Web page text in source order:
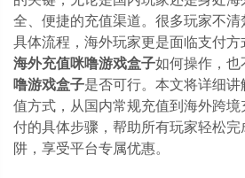
全、便捷的充值渠道。很多玩家不清
具体流程，海外玩家更是面临支付
海外充值咪噜游戏盒子如何操作，也
噜游戏盒子是否可行。本文将详细
值方式，从国内常规充值到海外跨
付的具体步骤，帮助所有玩家轻松
阱，享受平台专属优惠。